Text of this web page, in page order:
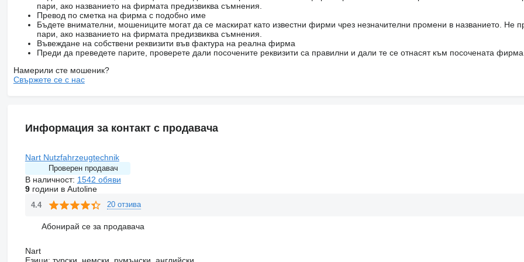
пари, ако названието на фирмата предизвиква съмнения.
Превод по сметка на фирма с подобно име
Бъдете внимателни, мошениците могат да се маскират като известни фирми чрез незначителни промени в названието. Не
пари, ако названието на фирмата предизвиква съмнения.
Въвеждане на собствени реквизити във фактура на реална фирма
Преди да преведете парите, проверете дали посочените реквизити са правилни и дали те се отнасят към посочената фирма.
Намерили сте мошеник?
Свържете се с нас
Информация за контакт с продавача
Nart Nutzfahrzeugtechnik
Проверен продавач
В наличност: 1542 обяви
9години в Autoline
4.4 20 отзива
Абонирай се за продавача
Nart
Езици: турски, немски, румънски, английски